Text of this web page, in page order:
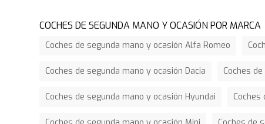
COCHES DE SEGUNDA MANO Y OCASIÓN POR MARCA
Coches de segunda mano y ocasión Alfa Romeo
Coches de segunda mano y ocasión Dacia Coches
Coches de segunda mano y ocasión Hyundai Coches